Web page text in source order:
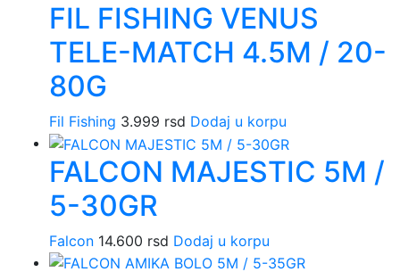
3.400 rsd
do
3.999 rsd
FIL FISHING VENUS
TELE-MATCH 4.5M / 20-
80G
Fil Fishing 3.999 rsd Dodaj u korpu
FALCON MAJESTIC 5M /
5-30GR
Falcon 14.600 rsd Dodaj u korpu